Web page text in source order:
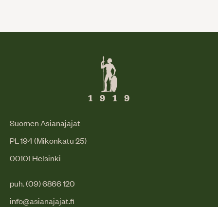
Suomen Asianajajat
PL 194 (Mikonkatu 25)
00101 Helsinki
puh. (09) 6866 120
info@asianajajat.fi